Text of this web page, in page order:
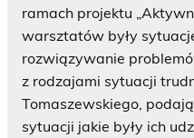
ramach projektu
warsztatów były
rozwiązywanie
z rodzajami sytuacji
Tomaszewskiego,
sytuacji jakie były ich